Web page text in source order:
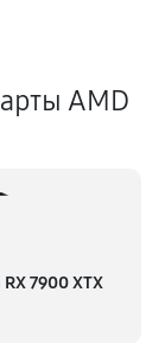
AMD
7900 XTX